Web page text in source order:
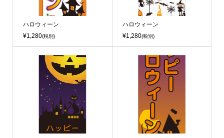
ハロウィーン
¥1,280(税別)
ハロウィーン
¥1,280(税別)